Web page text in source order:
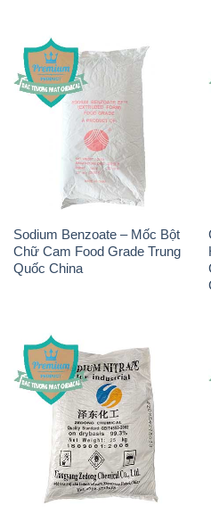
Sodium Nitrite – NANO2
Zedong Trung Quốc China
PAC – Polyaluminium
Chloride Việt Trì Việt Nam